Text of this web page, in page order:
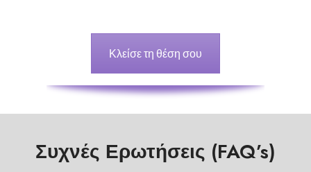
Κλείσε τη θέση σου
Συχνές Ερωτήσεις (FAQ’s)